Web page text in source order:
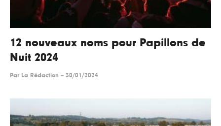
12 nouveaux noms pour Papillons de
Nuit 2024
Par La Rédaction -- 30/01/2024